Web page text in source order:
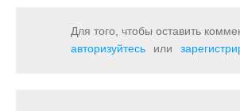
Для того, чтобы оставить
авторизуйтесь
или